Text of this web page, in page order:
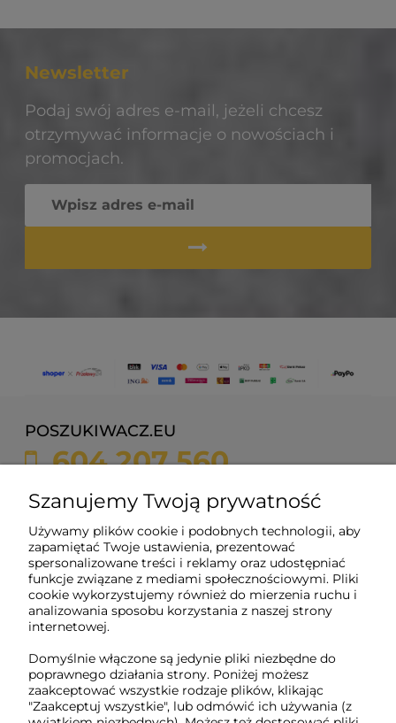
Newsletter
Podaj swój adres e-mail, jeżeli chcesz
otrzymywać informacje o nowościach i
promocjach.
POSZUKIWACZ.EU
604 207 560
ul. Żychonia 9,
85-791 Bydgoszcz,
woj. kujawsko-pomorskie
NIP: 5882358633
REGON: 221079690
O nas
Szanujemy Twoją prywatność
Używamy plików cookie i podobnych technologii, aby
zapamiętać Twoje ustawienia, prezentować
spersonalizowane treści i reklamy oraz udostępniać
funkcje związane z mediami społecznościowymi. Pliki
cookie wykorzystujemy również do mierzenia ruchu i
analizowania sposobu korzystania z naszej strony
internetowej.
Domyślnie włączone są jedynie pliki niezbędne do
poprawnego działania strony. Poniżej możesz
zaakceptować wszystkie rodzaje plików, klikając
"Zaakceptuj wszystkie", lub odmówić ich używania (z